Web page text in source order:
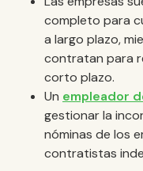
completo para
a largo plazo,
contratan para
corto plazo.
Un empleador
gestionar la
nóminas de los
contratistas